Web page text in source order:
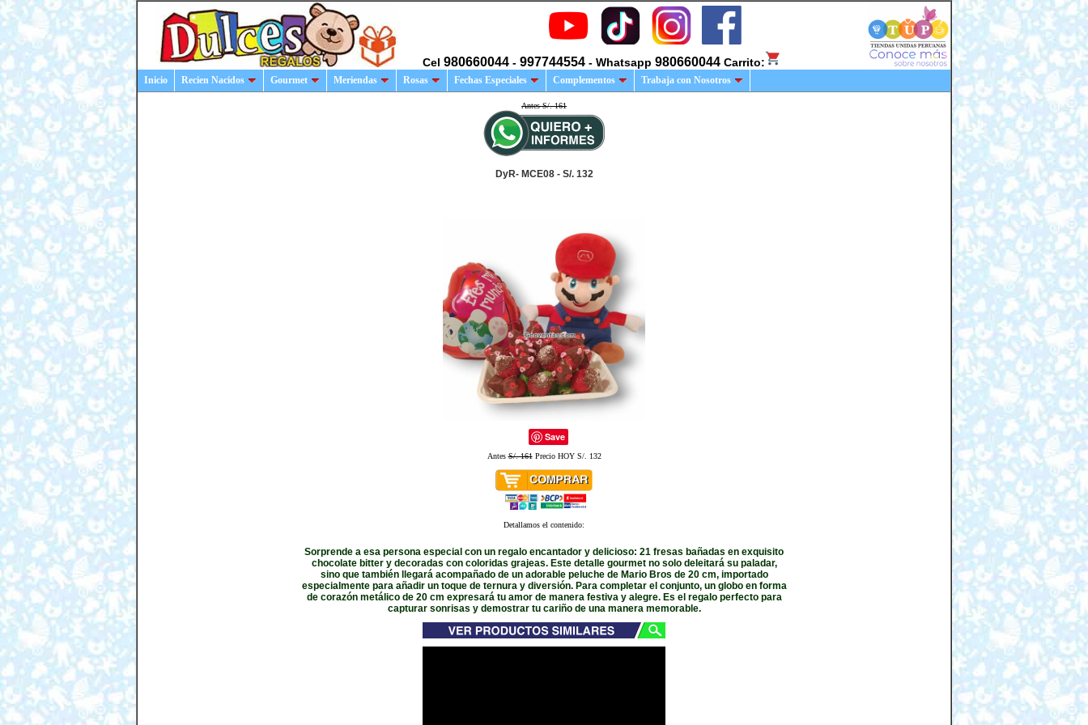
Cel 980660044 - 997744554 - Whatsapp 980660044 Carrito:
Inicio Recien Nacidos Gourmet Meriendas Rosas Fechas Especiales Complementos Trabaja con Nosotros
Antes S/. 161
DyR- MCE08 - S/. 132
Save
AntesS/. 161Precio HOY S/. 132
Detallamos el contenido:
Sorprende a esa persona especial con un regalo encantador y delicioso: 21 fresas bañadas en exquisito
chocolate bitter y decoradas con coloridas grajeas. Este detalle gourmet no solo deleitará su paladar,
sino que también llegará acompañado de un adorable peluche de Mario Bros de 20 cm, importado
especialmente para añadir un toque de ternura y diversión. Para completar el conjunto, un globo en forma
de corazón metálico de 20 cm expresará tu amor de manera festiva y alegre. Es el regalo perfecto para
capturar sonrisas y demostrar tu cariño de una manera memorable.